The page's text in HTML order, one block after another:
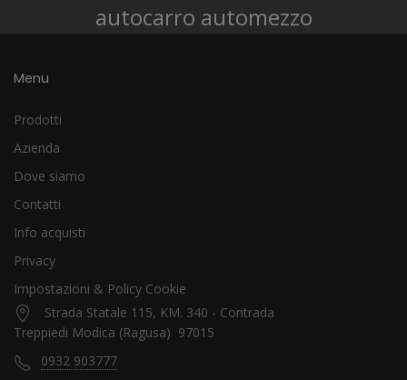
autocarro automezzo
Menu
Prodotti
Azienda
Dove siamo
Contatti
Info acquisti
Privacy
Impostazioni & Policy Cookie
Strada Statale 115, KM. 340 - Contrada
Treppiedi Modica (Ragusa) 97015
0932 903777